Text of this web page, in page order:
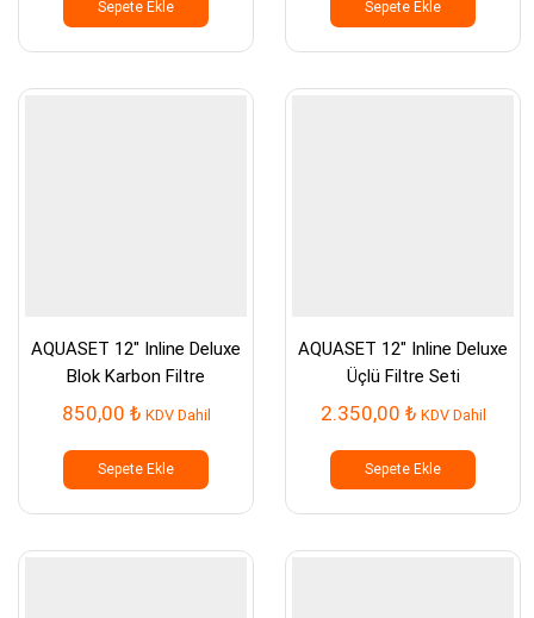
Sepete Ekle Sepete Ekle
AQUASET 12″ Inline Deluxe
Blok Karbon Filtre
850,00 ₺ KDV Dahil
Sepete Ekle
AQUASET 12″ Inline Deluxe
Üçlü Filtre Seti
2.350,00 ₺ KDV Dahil
Sepete Ekle